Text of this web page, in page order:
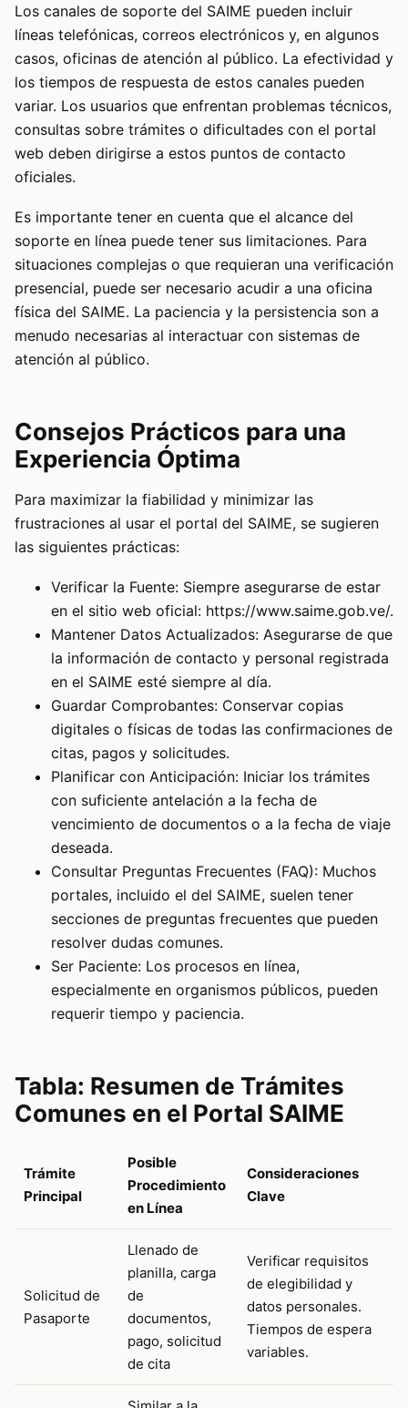
Los canales de soporte del SAIME pueden incluir
líneas telefónicas, correos electrónicos y, en algunos
casos, oficinas de atención al público. La efectividad y
los tiempos de respuesta de estos canales pueden
variar. Los usuarios que enfrentan problemas técnicos,
consultas sobre trámites o dificultades con el portal
web deben dirigirse a estos puntos de contacto
oficiales.
Es importante tener en cuenta que el alcance del
soporte en línea puede tener sus limitaciones. Para
situaciones complejas o que requieran una verificación
presencial, puede ser necesario acudir a una oficina
física del SAIME. La paciencia y la persistencia son a
menudo necesarias al interactuar con sistemas de
atención al público.
Consejos Prácticos para una
Experiencia Óptima
Para maximizar la fiabilidad y minimizar las
frustraciones al usar el portal del SAIME, se sugieren
las siguientes prácticas:
Verificar la Fuente: Siempre asegurarse de estar
en el sitio web oficial: https://www.saime.gob.ve/.
Mantener Datos Actualizados: Asegurarse de que
la información de contacto y personal registrada
en el SAIME esté siempre al día.
Guardar Comprobantes: Conservar copias
digitales o físicas de todas las confirmaciones de
citas, pagos y solicitudes.
Planificar con Anticipación: Iniciar los trámites
con suficiente antelación a la fecha de
vencimiento de documentos o a la fecha de viaje
deseada.
Consultar Preguntas Frecuentes (FAQ): Muchos
portales, incluido el del SAIME, suelen tener
secciones de preguntas frecuentes que pueden
resolver dudas comunes.
Ser Paciente: Los procesos en línea,
especialmente en organismos públicos, pueden
requerir tiempo y paciencia.
Tabla: Resumen de Trámites
Comunes en el Portal SAIME
Trámite
Principal
Posible
Procedimiento
en Línea
Consideraciones
Clave
Solicitud de
Pasaporte
Llenado de
planilla, carga
de
documentos,
pago, solicitud
de cita
Verificar requisitos
de elegibilidad y
datos personales.
Tiempos de espera
variables.